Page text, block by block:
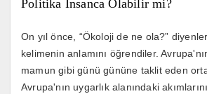
Politika İnsanca Olabilir mi?
On yıl önce, “Ökoloji de ne ola?”
kelimenin anlamını öğrendiler.
mamun gibi günü gününe taklit eden
Avrupa'nın uygarlık alanındaki